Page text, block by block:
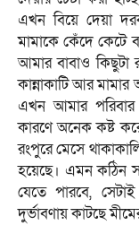
এখন বিয়ে দেয়া
মামাকে কেঁদে কেটে
আমার বাবাও কিছুটা
কান্নাকাটি আর
এখন আমার
কারণে অনেক কষ্ট
রংপুরে মেসে
হয়েছে। এমন কঠিন
যেতে পারবে,
দুর্ভাবণায় কাটছে